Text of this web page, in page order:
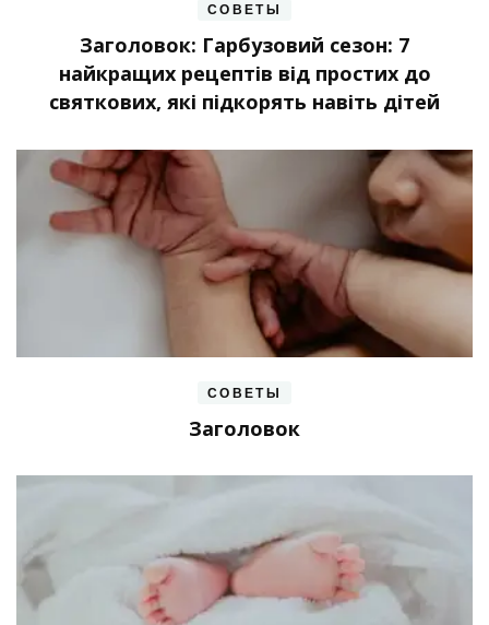
СОВЕТЫ
Заголовок: Гарбузовий сезон: 7
найкращих рецептів від простих до
святкових, які підкорять навіть дітей
СОВЕТЫ
Заголовок